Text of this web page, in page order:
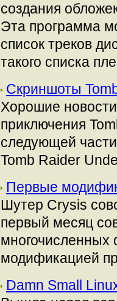
создания
Эта программа
список треков
такого списка
Скриншоты
Хорошие
приключения
следующей
Tomb Raider
Первые
Шутер Crysis
первый месяц
многочисленных
модификацией
Damn Small